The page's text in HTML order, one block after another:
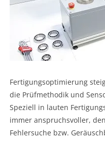
Fertigungsoptimierung
die Prüfmethodik und
Speziell in lauten
immer anspruchsvoller,
Fehlersuche bzw.